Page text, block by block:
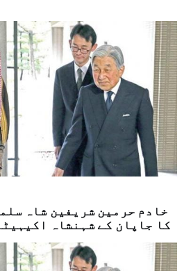
خادم حرمین شریفین شاہ
کا جاپان کے شہنشاہ